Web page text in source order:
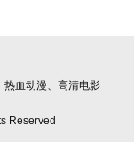
热血动漫、高清电影
Reserved